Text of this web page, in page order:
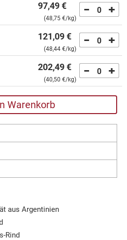
97,49 €
(48,75 €/kg)
0
121,09 €
(48,44 €/kg)
0
202,49 €
(40,50 €/kg)
0
Warenkorb
aus Argentinien
Rind